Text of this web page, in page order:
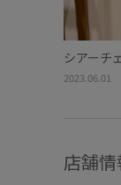
シアーチ
2023.06.01
店舗情